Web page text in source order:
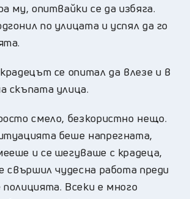
му, опитвайки се да избяга.
по улицата и успял да го
се опитал да влезе и в
скъпата улица.
смело, безкористно нещо.
беше напрегната,
и се шегуваше с крадеца,
свършил чудесна работа преди
полицията. Всеки е много